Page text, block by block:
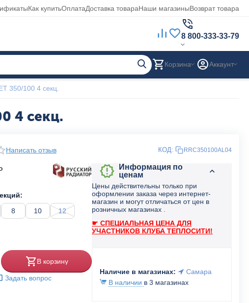
Как купитьОплатаДоставка товараНаши магазиныВозврат товара
8 800-333-33-79
Корзина Аккаунт
350/100 4 секц.
4 секц.
Написать отзыв КОД: RRC350100AL04
8 10
12
В корзину
Задать вопрос
Информация по
ценам
Цены действительны только при
оформлении заказа через интернет-
магазин и могут отличаться от цен в
розничных магазинах .
☛ СПЕЦИАЛЬНАЯ ЦЕНА ДЛЯ
УЧАСТНИКОВ КЛУБА ТЕПЛОСИТИ!
Наличие в магазинах:
Самара
В наличии в 3 магазинах